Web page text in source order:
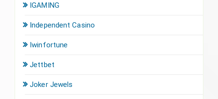
IGAMING
Independent Casino
Iwinfortune
Jettbet
Joker Jewels